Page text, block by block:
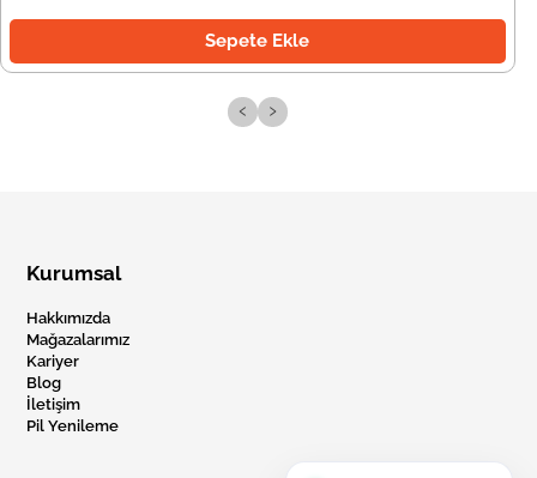
Sepete Ekle
‹ ›
Kurumsal
Hakkımızda
Mağazalarımız
Kariyer
Blog
İletişim
Pil Yenileme